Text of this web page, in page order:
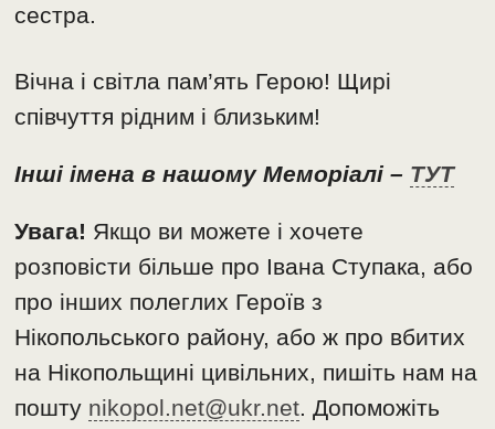
сестра.
Вічна і світла пам’ять Герою! Щирі
співчуття рідним і близьким!
Інші імена в нашому Меморіалі – ТУТ
Увага! Якщо ви можете і хочете
розповісти більше про Івана Ступака, або
про інших полеглих Героїв з
Нікопольського району, або ж про вбитих
на Нікопольщині цивільних, пишіть нам на
пошту nikopol.net@ukr.net. Допоможіть